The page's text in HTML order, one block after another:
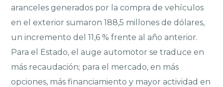
aranceles generados por la compra de vehículos
en el exterior sumaron 188,5 millones de dólares,
un incremento del 11,6 % frente al año anterior.
Para el Estado, el auge automotor se traduce en
más recaudación; para el mercado, en más
opciones, más financiamiento y mayor actividad en